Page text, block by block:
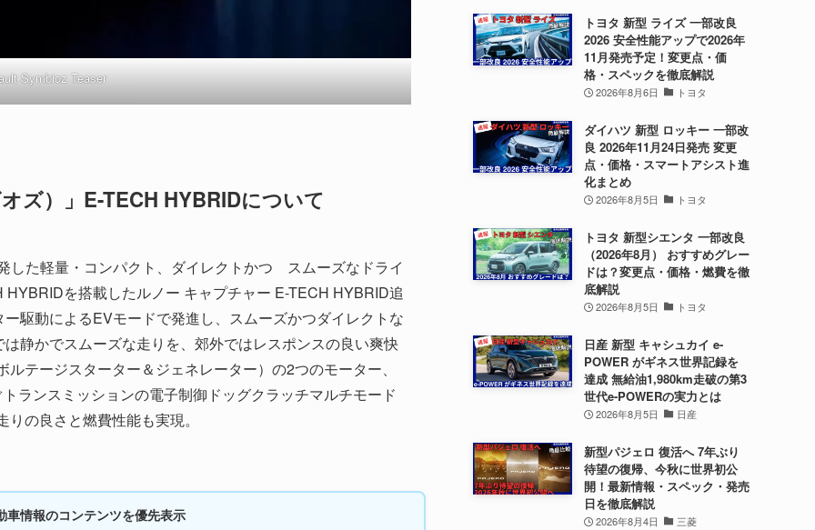
Symbioz Teaser
ズ）」E-TECH HYBRIDについて
した軽量・コンパクト、ダイレクトかつ スムーズなドライ
を搭載したルノー キャプチャー E-TECH HYBRID追
駆動によるEVモードで発進し、スムーズかつダイレクトな
静かでスムーズな走りを、郊外ではレスポンスの良い爽快
テージスターター＆ジェネレーター）の2つのモーター、
ランスミッションの電子制御ドッグクラッチマルチモード
の良さと燃費性能も実現。
情報のコンテンツを優先表示
トヨタ 新型 ライズ 一部改良
2026 安全性能アップで2026年
11月発売予定！変更点・価
格・スペックを徹底解説
2026年8月6日 トヨタ
ダイハツ 新型 ロッキー 一部改
良 2026年11月24日発売 変更
点・価格・スマートアシスト進
化まとめ
2026年8月5日 トヨタ
トヨタ 新型シエンタ 一部改良
（2026年8月） おすすめグレー
ドは？変更点・価格・燃費を徹
底解説
2026年8月5日 トヨタ
日産 新型 キャシュカイ e-
POWER がギネス世界記録を
達成 無給油1,980km走破の第3
世代e-POWERの実力とは
2026年8月5日 日産
新型パジェロ 復活へ 7年ぶり
待望の復帰、今秋に世界初公
開！最新情報・スペック・発売
日を徹底解説
2026年8月4日 三菱